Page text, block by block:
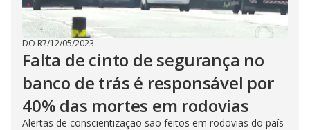
DO R7/12/05/2023
Falta de cinto de segurança no
banco de trás é responsável por
40% das mortes em rodovias
Alertas de conscientização são feitos em rodovias do país